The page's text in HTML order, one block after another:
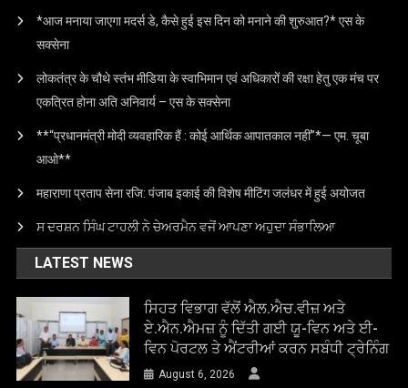
*आज मनाया जाएगा मदर्स डे, कैसे हुई इस दिन को मनाने की शुरुआत?* एस के
सक्सेना
लोकतंत्र के चौथे स्तंभ मीडिया के स्वाभिमान एवं अधिकारों की रक्षा हेतु एक मंच पर
एकत्रित होना अति अनिवार्य – एस के सक्सेना
**“प्रधानमंत्री मोदी व्यवहारिक हैं : कोई आर्थिक आपातकाल नहीं”*— एम. चूबा
आओ**
महाराणा प्रताप सेना रजि: पंजाब इकाई की विशेष मीटिंग जलंधर में हुई अयोजत
ਸ ਦਰਸ਼ਨ ਸਿੰਘ ਟਾਹਲੀ ਨੇ ਚੇਅਰਮੈਨ ਵਜੋਂ ਆਪਣਾ ਅਹੁਦਾ ਸੰਭਾਲਿਆ
LATEST NEWS
ਸਿਹਤ ਵਿਭਾਗ ਵੱਲੋਂ ਐਲ.ਐਚ.ਵੀਜ਼ ਅਤੇ
ਏ.ਐਨ.ਐਮਜ਼ ਨੂੰ ਦਿੱਤੀ ਗਈ ਯੂ-ਵਿਨ ਅਤੇ ਈ-
ਵਿਨ ਪੋਰਟਲ ਤੇ ਐਂਟਰੀਆਂ ਕਰਨ ਸਬੰਧੀ ਟ੍ਰੇਨਿੰਗ
August 6, 2026